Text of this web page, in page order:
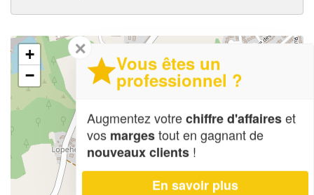
+
−
✕
Vous êtes un
professionnel ?
Augmentez votrechiffre d'affaireset
vos margestout en gagnant de
nouveaux clients !
En savoir plus